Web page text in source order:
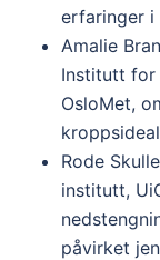
erfaringer i
Amalie
Institutt for
OsloMet,
Rode
institutt,
påvirket